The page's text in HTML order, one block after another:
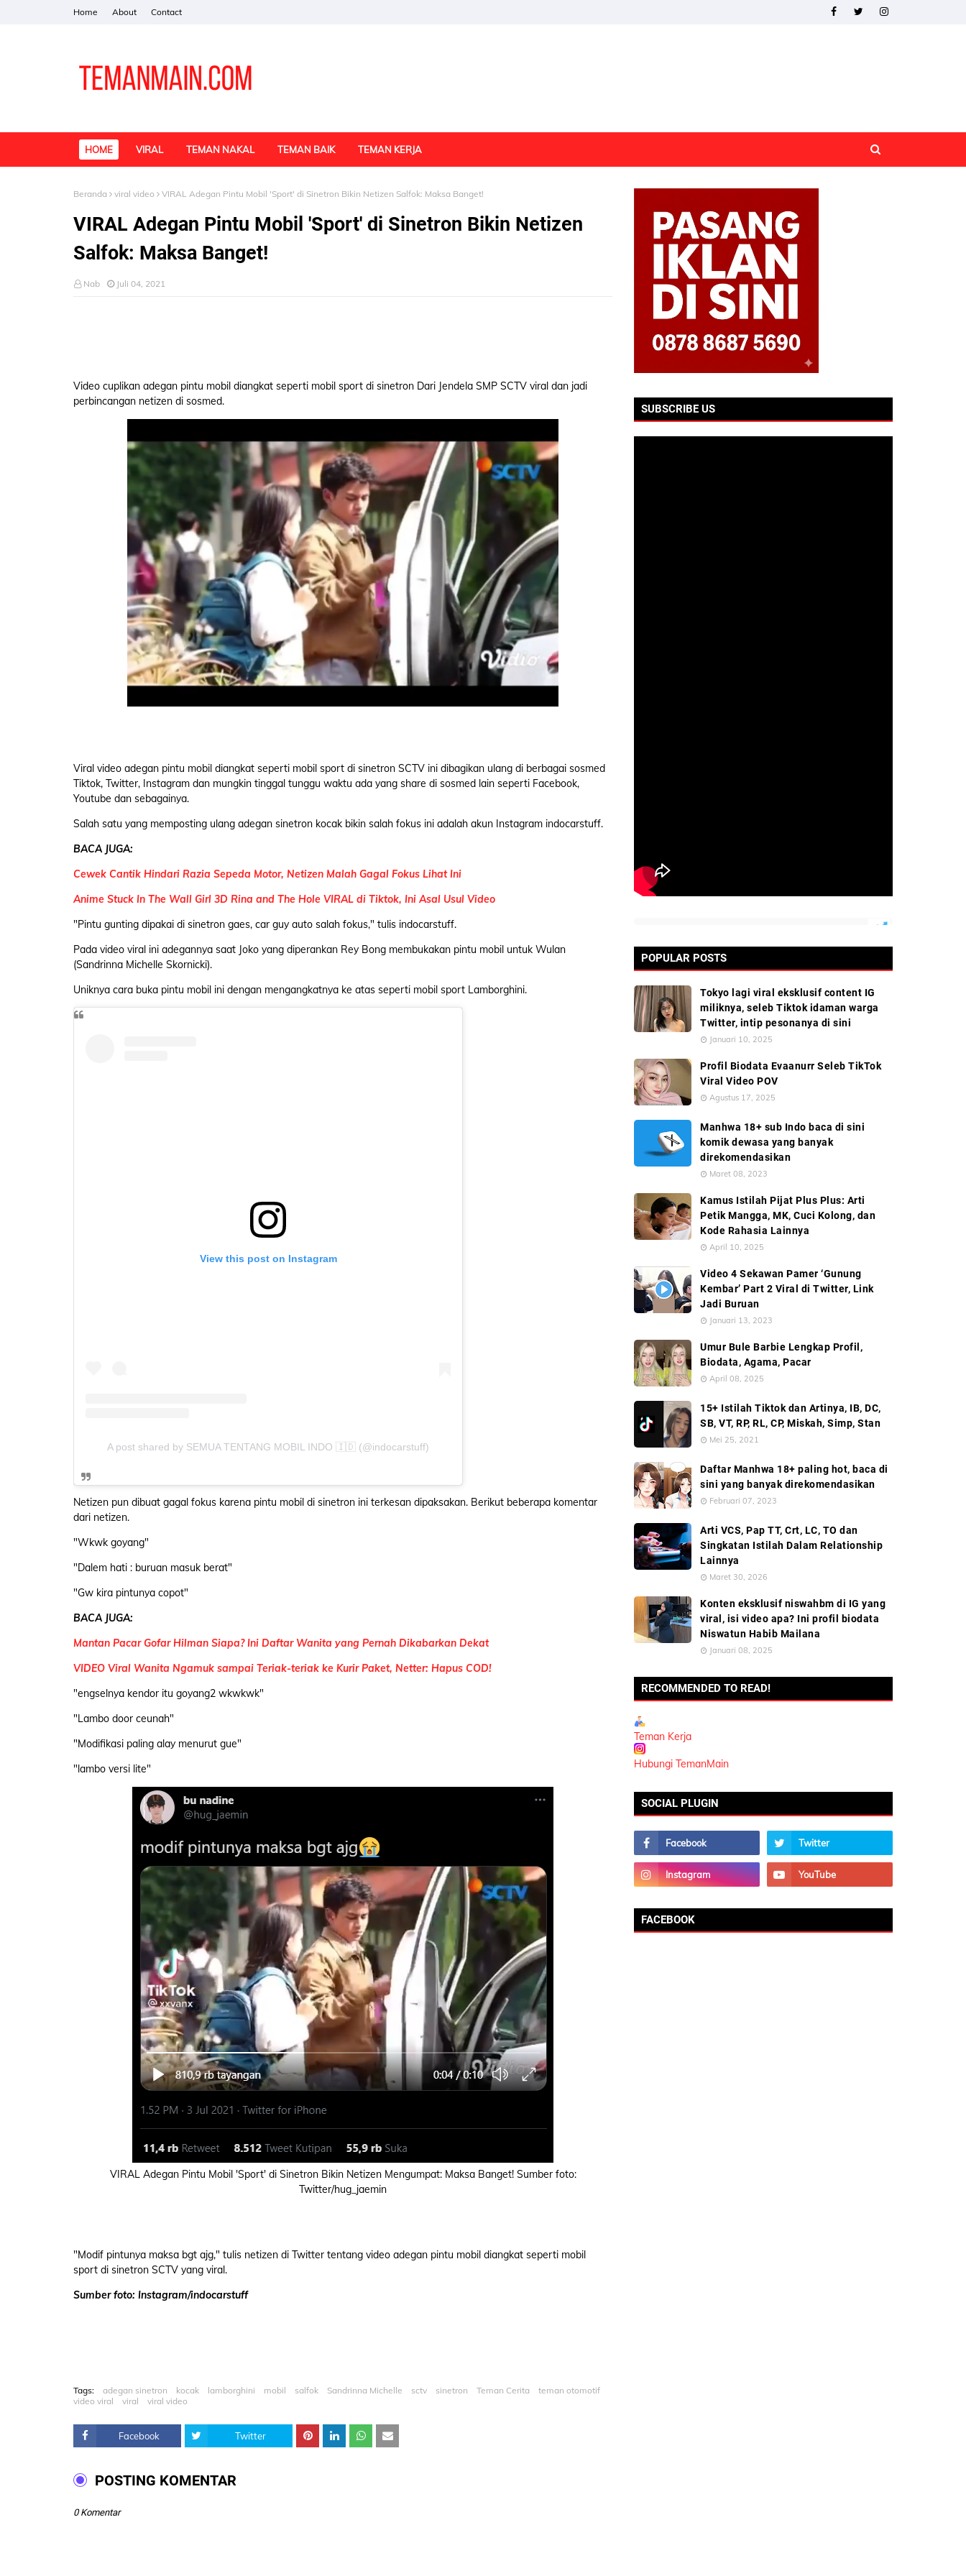
Home About Contact
HOME VIRAL TEMAN NAKAL TEMAN BAIK TEMAN KERJA
Beranda viral video VIRAL Adegan Pintu Mobil 'Sport' di Sinetron Bikin Netizen Salfok: Maksa Banget!
VIRAL Adegan Pintu Mobil 'Sport' di Sinetron Bikin Netizen
Salfok: Maksa Banget!
Nab Juli 04, 2021
Video cuplikan adegan pintu mobil diangkat seperti mobil sport di sinetron Dari Jendela SMP SCTV viral dan jadi
perbincangan netizen di sosmed.
Viral video adegan pintu mobil diangkat seperti mobil sport di sinetron SCTV ini dibagikan ulang di berbagai sosmed
Tiktok, Twitter, Instagram dan mungkin tinggal tunggu waktu ada yang share di sosmed lain seperti Facebook,
Youtube dan sebagainya.
Salah satu yang memposting ulang adegan sinetron kocak bikin salah fokus ini adalah akun Instagram indocarstuff.
BACA JUGA:
Cewek Cantik Hindari Razia Sepeda Motor, Netizen Malah Gagal Fokus Lihat Ini
Anime Stuck In The Wall Girl 3D Rina and The Hole VIRAL di Tiktok, Ini Asal Usul Video
"Pintu gunting dipakai di sinetron gaes, car guy auto salah fokus," tulis indocarstuff.
Pada video viral ini adegannya saat Joko yang diperankan Rey Bong membukakan pintu mobil untuk Wulan
(Sandrinna Michelle Skornicki).
Uniknya cara buka pintu mobil ini dengan mengangkatnya ke atas seperti mobil sport Lamborghini.
View this post on Instagram
A post shared by SEMUA TENTANG MOBIL INDO 🇮🇩 (@indocarstuff)
Netizen pun dibuat gagal fokus karena pintu mobil di sinetron ini terkesan dipaksakan. Berikut beberapa komentar
dari netizen.
"Wkwk goyang"
"Dalem hati : buruan masuk berat"
"Gw kira pintunya copot"
BACA JUGA:
Mantan Pacar Gofar Hilman Siapa? Ini Daftar Wanita yang Pernah Dikabarkan Dekat
VIDEO Viral Wanita Ngamuk sampai Teriak-teriak ke Kurir Paket, Netter: Hapus COD!
"engselnya kendor itu goyang2 wkwkwk"
"Lambo door ceunah"
"Modifikasi paling alay menurut gue"
"lambo versi lite"
VIRAL Adegan Pintu Mobil 'Sport' di Sinetron Bikin Netizen Mengumpat: Maksa Banget! Sumber foto:
Twitter/hug_jaemin
"Modif pintunya maksa bgt ajg," tulis netizen di Twitter tentang video adegan pintu mobil diangkat seperti mobil
sport di sinetron SCTV yang viral.
Sumber foto: Instagram/indocarstuff
Tags: adegan sinetron kocak lamborghini mobil salfok Sandrinna Michelle sctv sinetron Teman Cerita
teman otomotif
video viral
viral viral video
Facebook Twitter
POSTING KOMENTAR
0 Komentar
SUBSCRIBE US
POPULAR POSTS
Tokyo lagi viral eksklusif content IG
miliknya, seleb Tiktok idaman warga
Twitter, intip pesonanya di sini
Januari 10, 2025
Profil Biodata Evaanurr Seleb TikTok
Viral Video POV
Agustus 17, 2025
Manhwa 18+ sub Indo baca di sini
komik dewasa yang banyak
direkomendasikan
Maret 08, 2023
Kamus Istilah Pijat Plus Plus: Arti
Petik Mangga, MK, Cuci Kolong, dan
Kode Rahasia Lainnya
April 10, 2025
Video 4 Sekawan Pamer ‘Gunung
Kembar’ Part 2 Viral di Twitter, Link
Jadi Buruan
Januari 13, 2023
Umur Bule Barbie Lengkap Profil,
Biodata, Agama, Pacar
April 08, 2025
15+ Istilah Tiktok dan Artinya, IB, DC,
SB, VT, RP, RL, CP, Miskah, Simp, Stan
Mei 25, 2021
Daftar Manhwa 18+ paling hot, baca di
sini yang banyak direkomendasikan
Februari 07, 2023
Arti VCS, Pap TT, Crt, LC, TO dan
Singkatan Istilah Dalam Relationship
Lainnya
Maret 30, 2026
Konten eksklusif niswahbm di IG yang
viral, isi video apa? Ini profil biodata
Niswatun Habib Mailana
Januari 08, 2025
RECOMMENDED TO READ!
Teman Kerja
Hubungi TemanMain
SOCIAL PLUGIN
FACEBOOK